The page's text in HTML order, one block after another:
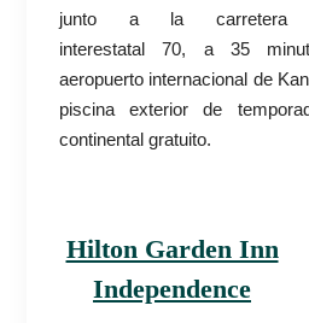
junto a la carretera
interestatal 70, a 35
aeropuerto internacional de
piscina exterior de
continental gratuito.
Hilton Garden Inn
Independence